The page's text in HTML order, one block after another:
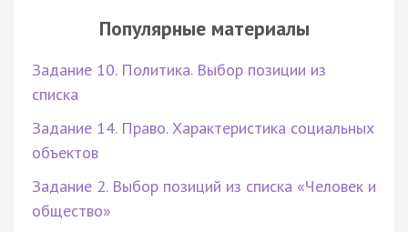
Популярные материалы
Задание 10. Политика. Выбор позиции из
списка
Задание 14. Право. Характеристика социальных
объектов
Задание 2. Выбор позиций из списка «Человек и
общество»